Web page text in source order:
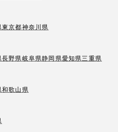
東京都神奈川県
長野県岐阜県静岡県愛知県三重県
和歌山県